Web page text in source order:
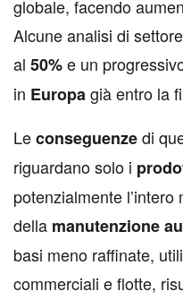
globale, facendo
Alcune analisi di
al 50%e un
in Europagià entro la
Leconseguenzedi
riguardano solo i
potenzialmente l’intero
della manutenzione
basi meno raffinate,
commerciali e flotte,